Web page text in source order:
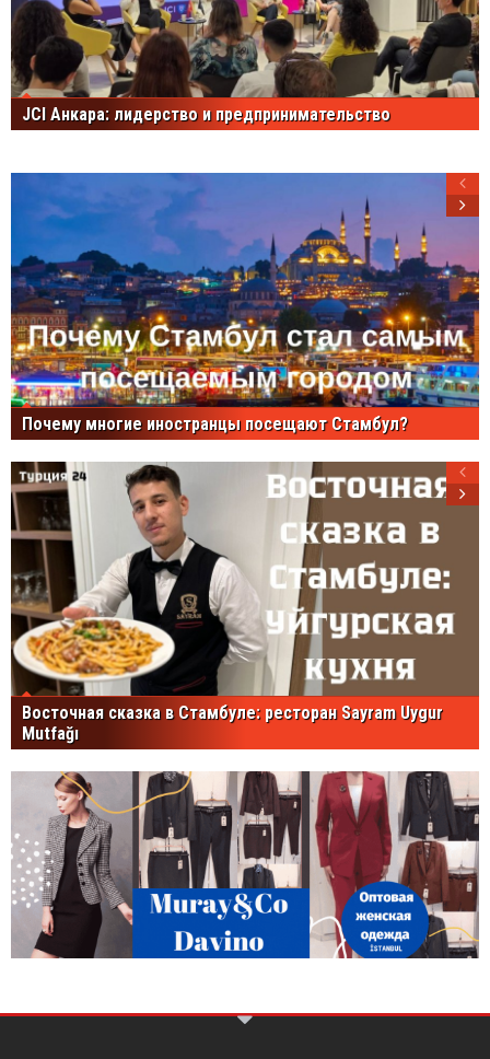
JCI Анкара: лидерство и предпринимательство
Почему многие иностранцы посещают Стамбул?
Восточная сказка в Стамбуле: ресторан Sayram Uygur
Mutfağı